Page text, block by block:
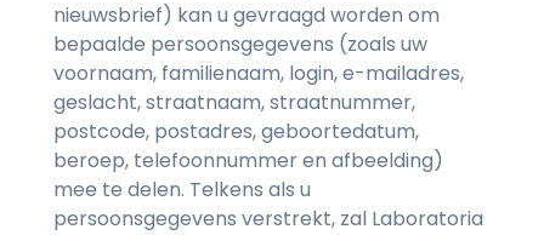
nieuwsbrief) kan u gevraagd worden om
bepaalde persoonsgegevens (zoals uw
voornaam, familienaam, login, e-mailadres,
geslacht, straatnaam, straatnummer,
postcode, postadres, geboortedatum,
beroep, telefoonnummer en afbeelding)
mee te delen. Telkens als u
persoonsgegevens verstrekt, zal Laboratoria